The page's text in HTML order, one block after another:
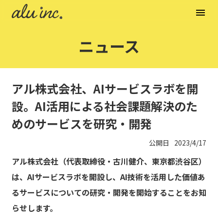
ニュース
アル株式会社、AIサービスラボを開
設。AI活用による社会課題解決のた
めのサービスを研究・開発
公開日 2023/4/17
アル株式会社（代表取締役・古川健介、東京都渋谷区）
は、AIサービスラボを開設し、AI技術を活用した価値あ
るサービスについての研究・開発を開始することをお知
らせします。
menu